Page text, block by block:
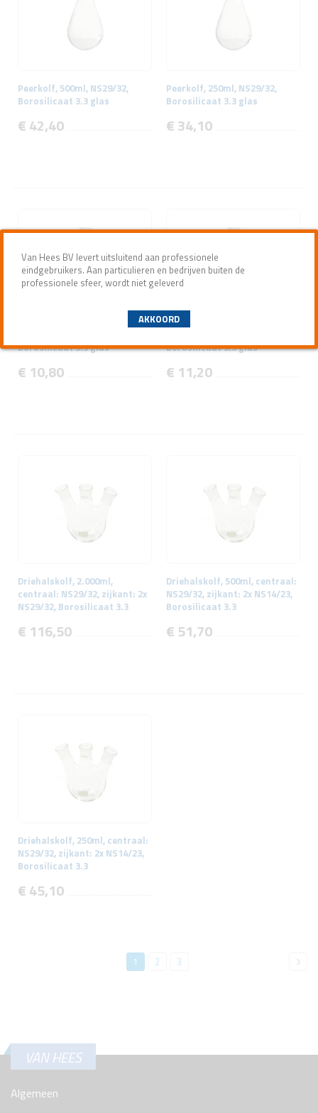
Van Hees BV levert uitsluitend aan professionele
eindgebruikers. Aan particulieren en bedrijven buiten de
professionele sfeer, wordt niet geleverd
AKKOORD
Peerkolf, 500ml, NS29/32,
Borosilicaat 3.3 glas
€ 42,40
Peerkolf, 250ml, NS29/32,
Borosilicaat 3.3 glas
€ 34,10
Borosilicaat 3.3 glas
€ 10,80
Borosilicaat 3.3 glas
€ 11,20
Driehalskolf, 2.000ml,
centraal: NS29/32, zijkant: 2x
NS29/32, Borosilicaat 3.3
€ 116,50
Driehalskolf, 500ml, centraal:
NS29/32, zijkant: 2x NS14/23,
Borosilicaat 3.3
€ 51,70
Driehalskolf, 250ml, centraal:
NS29/32, zijkant: 2x NS14/23,
Borosilicaat 3.3
€ 45,10
Pagina
Je1 Pagina
2 Pagina
3
VAN HEES
Algemeen